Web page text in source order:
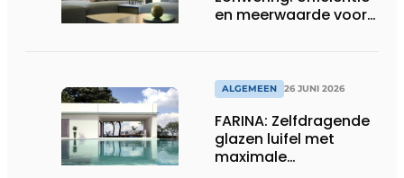
en meerwaarde voor
ALGEMEEN 26 JUNI 2026
FARINA: Zelfdragende
glazen luifel met
maximale